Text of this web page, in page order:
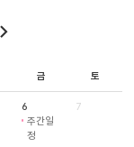
금 토
6
주간일
정
7